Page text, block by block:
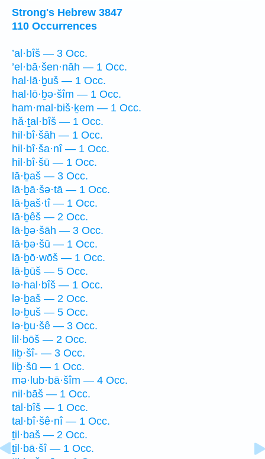
Strong's Hebrew 3847
110 Occurrences
’al·bîš — 3 Occ.
’el·bā·šen·nāh — 1 Occ.
hal·lā·ḇuš — 1 Occ.
hal·lō·ḇə·šîm — 1 Occ.
ham·mal·biš·ḵem — 1 Occ.
hă·ṯal·bîš — 1 Occ.
hil·bî·šāh — 1 Occ.
hil·bî·ša·nî — 1 Occ.
hil·bî·šū — 1 Occ.
lā·ḇaš — 3 Occ.
lā·ḇā·šə·tā — 1 Occ.
lā·ḇaš·tî — 1 Occ.
lā·ḇêš — 2 Occ.
lā·ḇə·šāh — 3 Occ.
lā·ḇə·šū — 1 Occ.
lā·ḇō·wōš — 1 Occ.
lā·ḇūš — 5 Occ.
lə·hal·bîš — 1 Occ.
lə·ḇaš — 2 Occ.
lə·ḇuš — 5 Occ.
lə·ḇu·šê — 3 Occ.
lil·bōš — 2 Occ.
liḇ·šî- — 3 Occ.
liḇ·šū — 1 Occ.
mə·lub·bā·šîm — 4 Occ.
nil·bāš — 1 Occ.
tal·bîš — 1 Occ.
tal·bî·šê·nî — 1 Occ.
ṯil·baš — 2 Occ.
ṯil·bā·šî — 1 Occ.